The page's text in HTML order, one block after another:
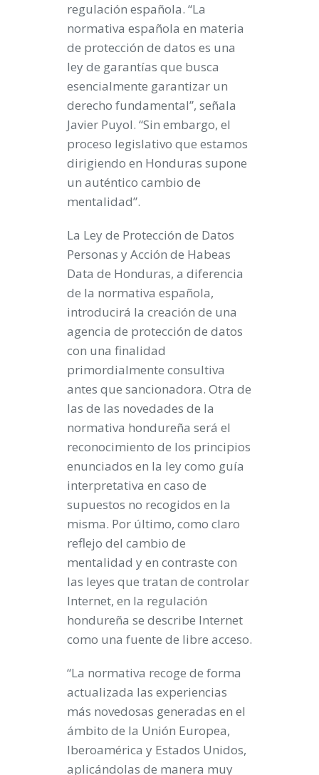
regulación española. “La
normativa española en materia
de protección de datos es una
ley de garantías que busca
esencialmente garantizar un
derecho fundamental”, señala
Javier Puyol. “Sin embargo, el
proceso legislativo que estamos
dirigiendo en Honduras supone
un auténtico cambio de
mentalidad”.
La Ley de Protección de Datos
Personas y Acción de Habeas
Data de Honduras, a diferencia
de la normativa española,
introducirá la creación de una
agencia de protección de datos
con una finalidad
primordialmente consultiva
antes que sancionadora. Otra de
las de las novedades de la
normativa hondureña será el
reconocimiento de los principios
enunciados en la ley como guía
interpretativa en caso de
supuestos no recogidos en la
misma. Por último, como claro
reflejo del cambio de
mentalidad y en contraste con
las leyes que tratan de controlar
Internet, en la regulación
hondureña se describe Internet
como una fuente de libre acceso.
“La normativa recoge de forma
actualizada las experiencias
más novedosas generadas en el
ámbito de la Unión Europea,
Iberoamérica y Estados Unidos,
aplicándolas de manera muy